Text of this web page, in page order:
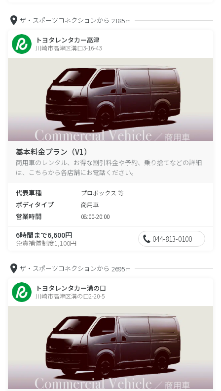
ザ・スポーツコネクションから 2185m
トヨタレンタカー高津
川崎市高津区溝口3-16-43
基本料金プラン（V1）
商用車のレンタル、お得な割引料金や予約、乗り捨てなどの詳細
は、こちらから各店舗にお電話ください。
代表車種 プロボックス 等
ボディタイプ 商用車
営業時間 08:00-20:00
6時間まで6,600円
免責補償制度1,100円 044-813-0100
ザ・スポーツコネクションから 2695m
トヨタレンタカー溝の口
川崎市高津区溝の口2-20-5